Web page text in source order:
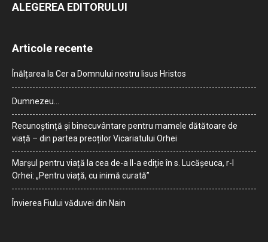
ALEGEREA EDITORULUI
Articole recente
Înălțarea la Cer a Domnului nostru Iisus Hristos
Dumnezeu…
Recunoștință și binecuvântare pentru mamele dătătoare de
viață – din partea preoților Vicariatului Orhei
Marșul pentru viață la cea de-a II-a ediție în s. Lucășeuca, r-l
Orhei: „Pentru viață, cu inimă curată”
Învierea Fiului văduvei din Nain